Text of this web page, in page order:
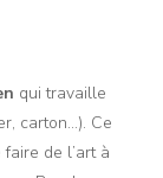
qui travaille
carton…). Ce
de l’art à